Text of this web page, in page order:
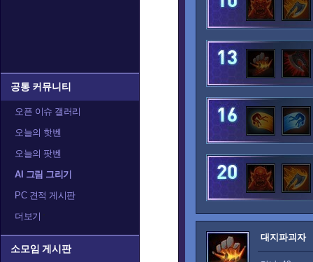
공통 커뮤니티
오픈 이슈 갤러리
오늘의 핫벤
오늘의 팟벤
AI 그림 그리기
PC 견적 게시판
더보기
소모임 게시판
정예타우렌 정크랫
카시아
트레이서 티란데
대지파괴자